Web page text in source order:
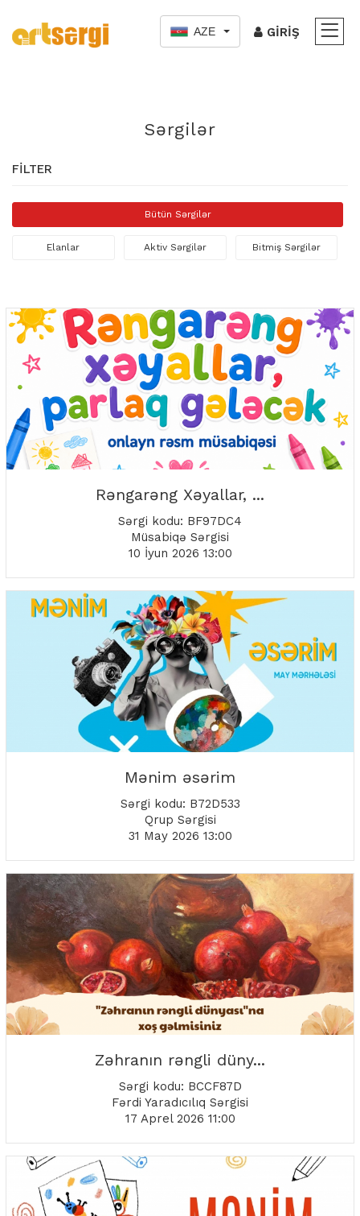
AZE GIRIŞ
Sərgilər
FILTER
Bütün Sərgilər
Elanlar Aktiv Sərgilər Bitmiş Sərgilər
Rəngarəng Xəyallar, ...
Sərgi kodu: BF97DC4
Müsabiqə Sərgisi
10 İyun 2026 13:00
Mənim əsərim
Sərgi kodu: B72D533
Qrup Sərgisi
31 May 2026 13:00
Zəhranın rəngli düny...
Sərgi kodu: BCCF87D
Fərdi Yaradıcılıq Sərgisi
17 Aprel 2026 11:00